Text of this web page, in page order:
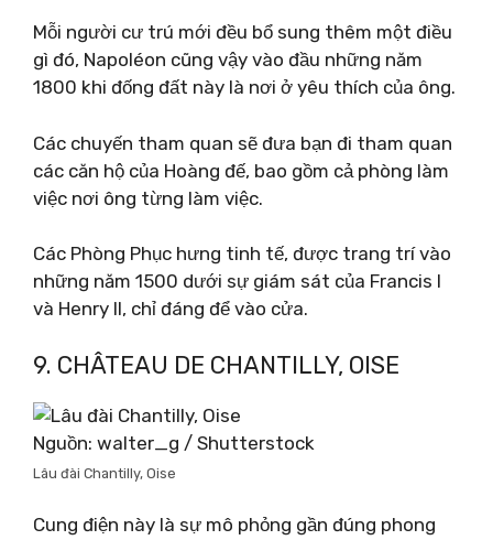
Mỗi người cư trú mới đều bổ sung thêm một điều
gì đó, Napoléon cũng vậy vào đầu những năm
1800 khi đống đất này là nơi ở yêu thích của ông.
Các chuyến tham quan sẽ đưa bạn đi tham quan
các căn hộ của Hoàng đế, bao gồm cả phòng làm
việc nơi ông từng làm việc.
Các Phòng Phục hưng tinh tế, được trang trí vào
những năm 1500 dưới sự giám sát của Francis I
và Henry II, chỉ đáng để vào cửa.
9. CHÂTEAU DE CHANTILLY, OISE
Nguồn: walter_g / Shutterstock
Lâu đài Chantilly, Oise
Cung điện này là sự mô phỏng gần đúng phong